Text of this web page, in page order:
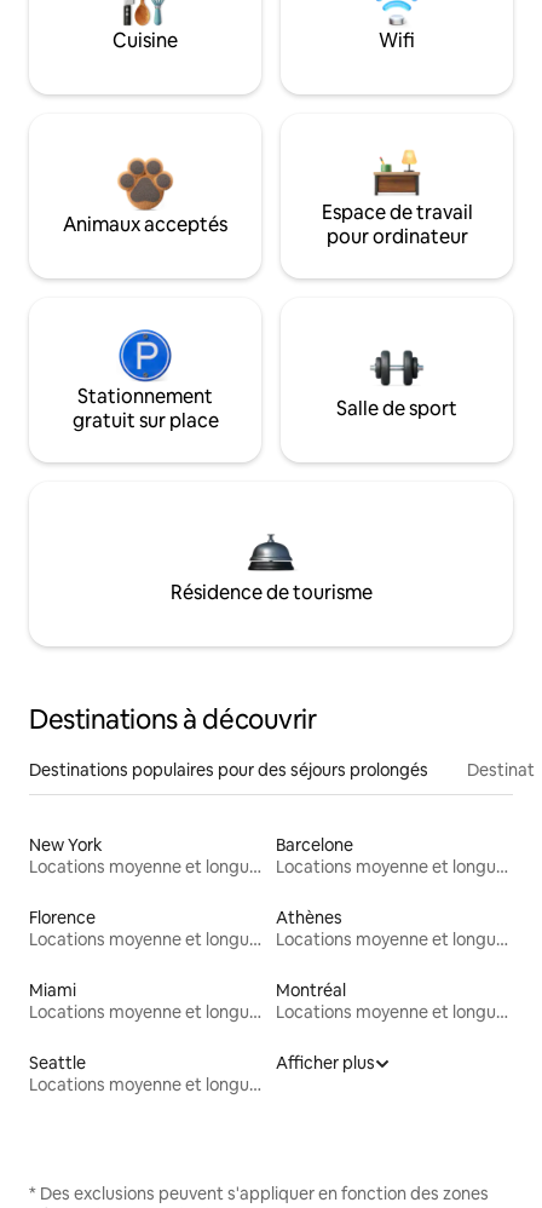
Cuisine Wifi
Animaux acceptés
Espace de travail
pour ordinateur
Stationnement
gratuit sur place
Salle de sport
Résidence de tourisme
Destinations à découvrir
Destinations populaires pour des séjours prolongés
New York
Locations moyenne et longue durée
Barcelone
Locations moyenne et longue durée
Florence
Locations moyenne et longue durée
Athènes
Locations moyenne et longue durée
Miami
Locations moyenne et longue durée
Montréal
Locations moyenne et longue durée
Seattle
Locations moyenne et longue durée
Afficher plus
* Des exclusions peuvent s'appliquer en fonction des zones